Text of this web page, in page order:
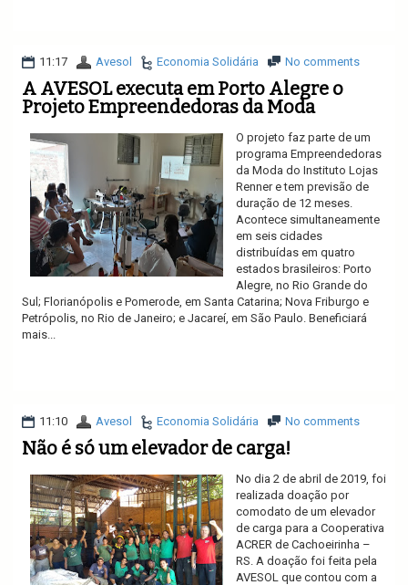
11:17 Avesol Economia Solidária No comments
A AVESOL executa em Porto Alegre o
Projeto Empreendedoras da Moda
O projeto faz parte de um
programa Empreendedoras
da Moda do Instituto Lojas
Renner e tem previsão de
duração de 12 meses.
Acontece simultaneamente
em seis cidades
distribuídas em quatro
estados brasileiros: Porto
Alegre, no Rio Grande do
Sul; Florianópolis e Pomerode, em Santa Catarina; Nova Friburgo e
Petrópolis, no Rio de Janeiro; e Jacareí, em São Paulo. Beneficiará
mais...
11:10 Avesol Economia Solidária No comments
Não é só um elevador de carga!
No dia 2 de abril de 2019, foi
realizada doação por
comodato de um elevador
de carga para a Cooperativa
ACRER de Cachoeirinha –
RS. A doação foi feita pela
AVESOL que contou com a